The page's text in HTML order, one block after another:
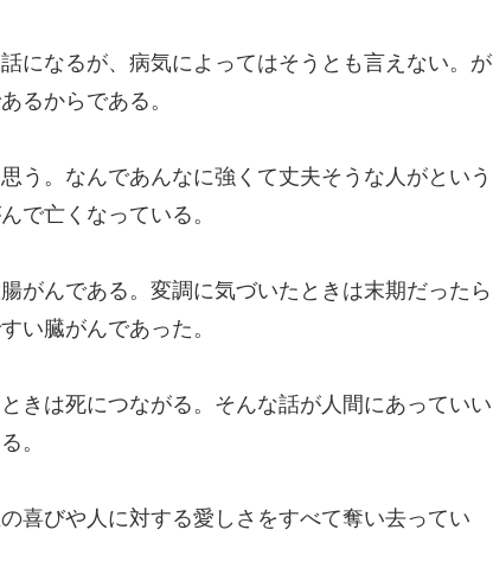
になるが、病気によってはそうとも言えない。が
るからである。
う。なんであんなに強くて丈夫そうな人がという
で亡くなっている。
がんである。変調に気づいたときは末期だったら
い臓がんであった。
きは死につながる。そんな話が人間にあっていい
。
喜びや人に対する愛しさをすべて奪い去ってい